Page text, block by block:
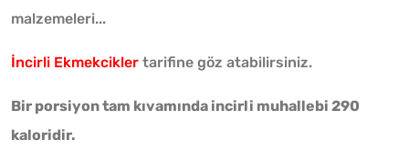
malzemeleri...
İncirli Ekmekcikler tarifine göz atabilirsiniz.
Bir porsiyon tam kıvamında incirli muhallebi 290
kaloridir.